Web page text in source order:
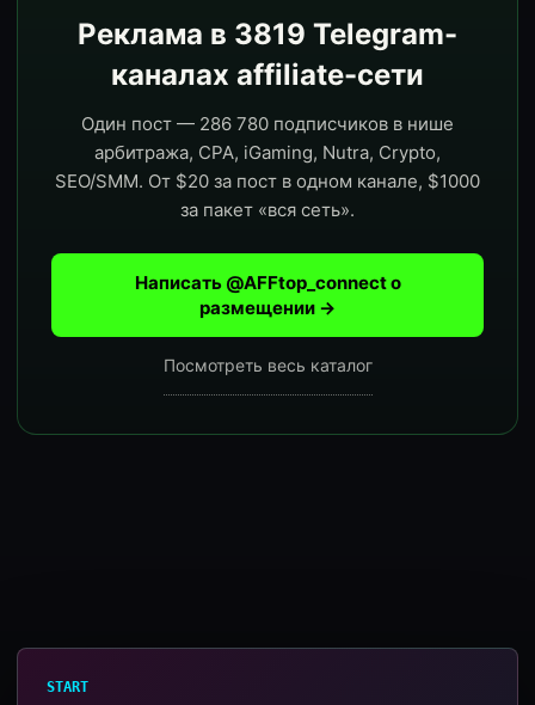
Реклама в 3819 Telegram-
каналах affiliate-сети
Один пост — 286 780 подписчиков в нише
арбитража, CPA, iGaming, Nutra, Crypto,
SEO/SMM. От $20 за пост в одном канале, $1000
за пакет «вся сеть».
Написать @AFFtop_connect о
размещении →
Посмотреть весь каталог
START